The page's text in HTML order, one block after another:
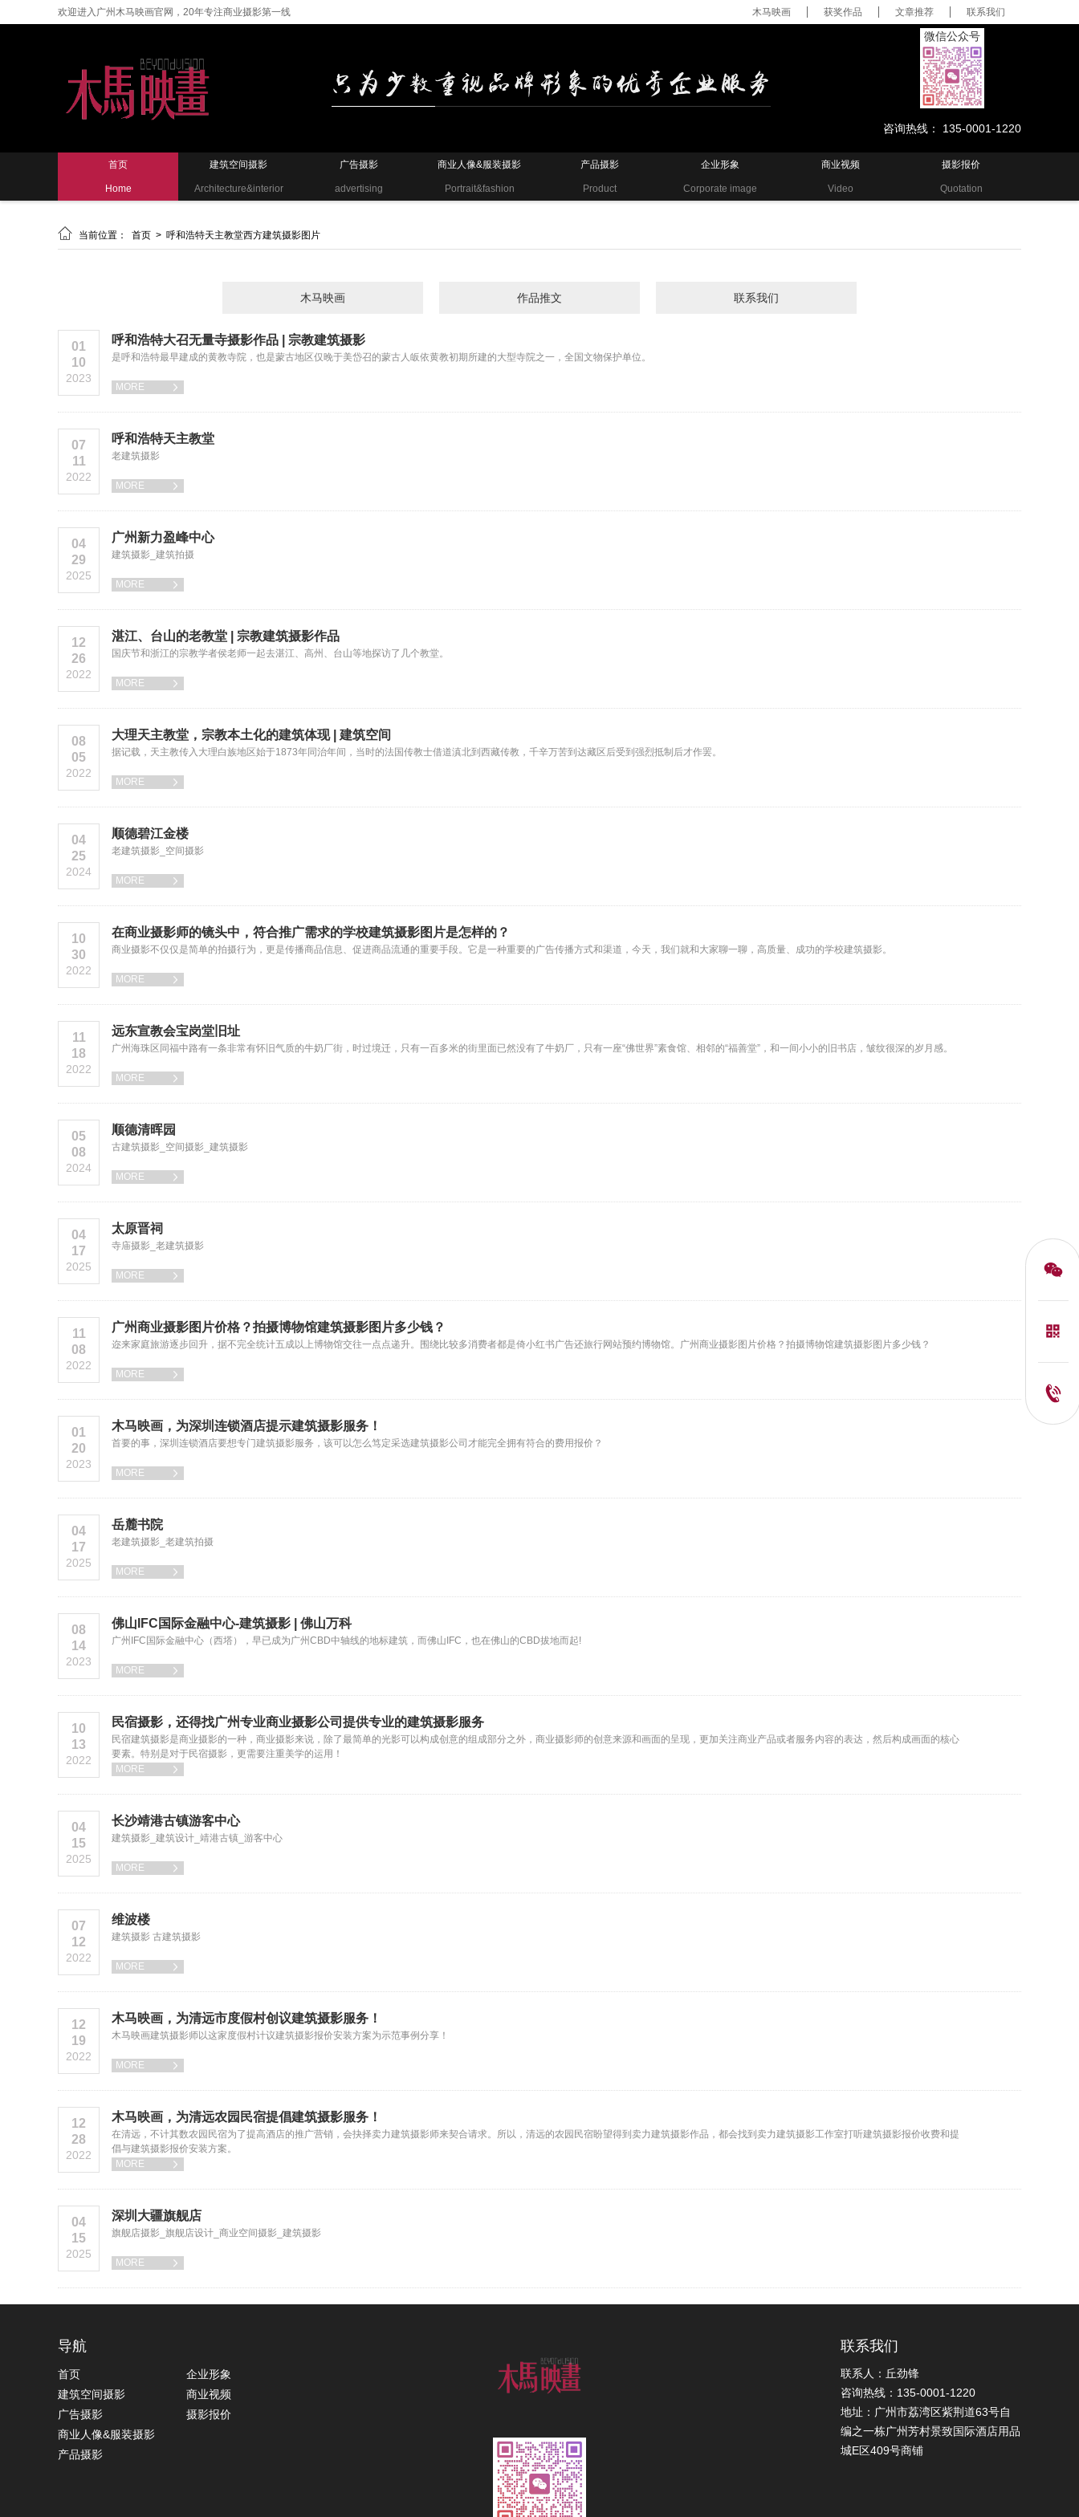
欢迎进入广州木马映画官网，20年专注商业摄影第一线 木马映画 获奖作品 文章推荐 联系我们
微信公众号
咨询热线： 135-0001-1220
首页
Home
建筑空间摄影
Architecture&interior
广告摄影
advertising
商业人像&服装摄影
Portrait&fashion
产品摄影
Product
企业形象
Corporate image
商业视频
Video
摄影报价
Quotation
 当前位置： 首页 > 呼和浩特天主教堂西方建筑摄影图片
木马映画 作品推文 联系我们
01
10
2023
呼和浩特大召无量寺摄影作品 | 宗教建筑摄影
是呼和浩特最早建成的黄教寺院，也是蒙古地区仅晚于美岱召的蒙古人皈依黄教初期所建的大型寺院之一，全国文物保护单位。
MORE 
07
11
2022
呼和浩特天主教堂
老建筑摄影
MORE 
04
29
2025
广州新力盈峰中心
建筑摄影_建筑拍摄
MORE 
12
26
2022
湛江、台山的老教堂 | 宗教建筑摄影作品
国庆节和浙江的宗教学者侯老师一起去湛江、高州、台山等地探访了几个教堂。
MORE 
08
05
2022
大理天主教堂，宗教本土化的建筑体现 | 建筑空间
据记载，天主教传入大理白族地区始于1873年同治年间，当时的法国传教士借道滇北到西藏传教，千辛万苦到达藏区后受到强烈抵制后才作罢。
MORE 
04
25
2024
顺德碧江金楼
老建筑摄影_空间摄影
MORE 
10
30
2022
在商业摄影师的镜头中，符合推广需求的学校建筑摄影图片是怎样的？
商业摄影不仅仅是简单的拍摄行为，更是传播商品信息、促进商品流通的重要手段。它是一种重要的广告传播方式和渠道，今天，我们就和大家聊一聊，高质量、成功的学校建筑摄影。
MORE 
11
18
2022
远东宣教会宝岗堂旧址
广州海珠区同福中路有一条非常有怀旧气质的牛奶厂街，时过境迁，只有一百多米的街里面已然没有了牛奶厂，只有一座“佛世界”素食馆、相邻的“福善堂”，和一间小小的旧书店，皱纹很深的岁月感。
MORE 
05
08
2024
顺德清晖园
古建筑摄影_空间摄影_建筑摄影
MORE 
04
17
2025
太原晋祠
寺庙摄影_老建筑摄影
MORE 
11
08
2022
广州商业摄影图片价格？拍摄博物馆建筑摄影图片多少钱？
迩来家庭旅游逐步回升，据不完全统计五成以上博物馆交往一点点递升。围绕比较多消费者都是倚小红书广告还旅行网站预约博物馆。广州商业摄影图片价格？拍摄博物馆建筑摄影图片多少钱？
MORE 
01
20
2023
木马映画，为深圳连锁酒店提示建筑摄影服务！
首要的事，深圳连锁酒店要想专门建筑摄影服务，该可以怎么笃定采选建筑摄影公司才能完全拥有符合的费用报价？
MORE 
04
17
2025
岳麓书院
老建筑摄影_老建筑拍摄
MORE 
08
14
2023
佛山IFC国际金融中心-建筑摄影 | 佛山万科
广州IFC国际金融中心（西塔），早已成为广州CBD中轴线的地标建筑，而佛山IFC，也在佛山的CBD拔地而起!
MORE 
10
13
2022
民宿摄影，还得找广州专业商业摄影公司提供专业的建筑摄影服务
民宿建筑摄影是商业摄影的一种，商业摄影来说，除了最简单的光影可以构成创意的组成部分之外，商业摄影师的创意来源和画面的呈现，更加关注商业产品或者服务内容的表达，然后构成画面的核心
要素。特别是对于民宿摄影，更需要注重美学的运用！
MORE

04
15
2025
长沙靖港古镇游客中心
建筑摄影_建筑设计_靖港古镇_游客中心
MORE 
07
12
2022
维波楼
建筑摄影 古建筑摄影
MORE 
12
19
2022
木马映画，为清远市度假村创议建筑摄影服务！
木马映画建筑摄影师以这家度假村计议建筑摄影报价安装方案为示范事例分享！
MORE 
12
28
2022
木马映画，为清远农园民宿提倡建筑摄影服务！
在清远，不计其数农园民宿为了提高酒店的推广营销，会抉择卖力建筑摄影师来契合请求。所以，清远的农园民宿盼望得到卖力建筑摄影作品，都会找到卖力建筑摄影工作室打听建筑摄影报价收费和提
倡与建筑摄影报价安装方案。
MORE

04
15
2025
深圳大疆旗舰店
旗舰店摄影_旗舰店设计_商业空间摄影_建筑摄影
MORE 
导航
首页
建筑空间摄影
广告摄影
商业人像&服装摄影
产品摄影
企业形象
商业视频
摄影报价
联系我们
联系人：丘劲锋
咨询热线：135-0001-1220
地址：广州市荔湾区紫荆道63号自
编之一栋广州芳村景致国际酒店用品
城E区409号商铺